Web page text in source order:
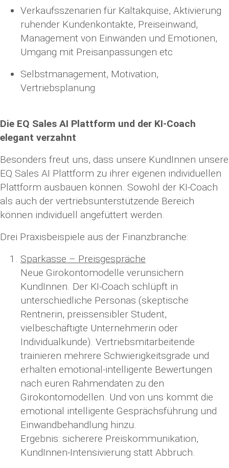
Verkaufsszenarien für Kaltakquise, Aktivierung
ruhender Kundenkontakte, Preiseinwand,
Management von Einwänden und Emotionen,
Umgang mit Preisanpassungen etc
Selbstmanagement, Motivation,
Vertriebsplanung
Die EQ Sales AI Plattform und der KI-Coach
elegant verzahnt
Besonders freut uns, dass unsere KundInnen unsere
EQ Sales AI Plattform zu ihrer eigenen individuellen
Plattform ausbauen können. Sowohl der KI-Coach
als auch der vertriebsunterstützende Bereich
können individuell angefüttert werden.
Drei Praxisbeispiele aus der Finanzbranche:
Sparkasse – Preisgespräche
Neue Girokontomodelle verunsichern
KundInnen. Der KI-Coach schlüpft in
unterschiedliche Personas (skeptische
Rentnerin, preissensibler Student,
vielbeschäftigte Unternehmerin oder
Individualkunde). Vertriebsmitarbeitende
trainieren mehrere Schwierigkeitsgrade und
erhalten emotional-intelligente Bewertungen
nach euren Rahmendaten zu den
Girokontomodellen. Und von uns kommt die
emotional intelligente Gesprächsführung und
Einwandbehandlung hinzu.
Ergebnis: sicherere Preiskommunikation,
KundInnen-Intensivierung statt Abbruch.